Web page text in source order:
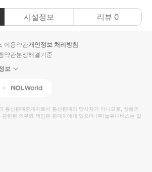
시설정보 리뷰 0
이용약관개인정보 처리방침
약관분쟁해결기준
보
Interpark Global
통신판매중개자로서 통신판매의 당사자가 아니므로, 상품의
련된 의무와 책임은 판매자에게 있으며 (주)놀유니버스는 일